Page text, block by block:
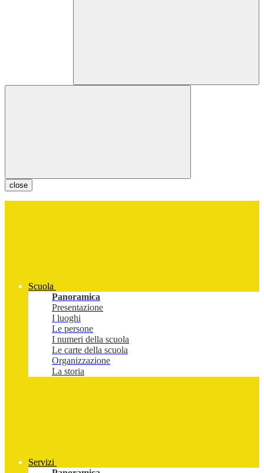
close
Scuola
Panoramica
Presentazione
I luoghi
Le persone
I numeri della scuola
Le carte della scuola
Organizzazione
La storia
Servizi